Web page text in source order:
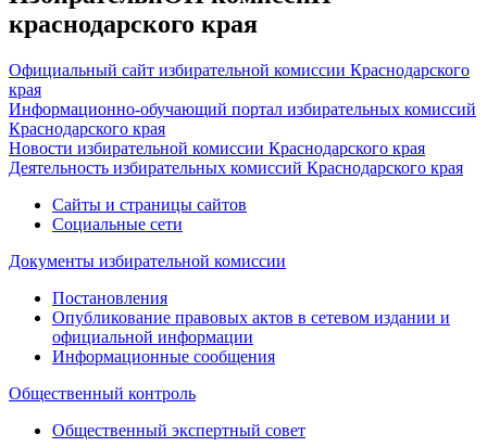
краснодарского края
Официальный сайт избирательной комиссии Краснодарского
края
Информационно-обучающий портал избирательных комиссий
Краснодарского края
Новости избирательной комиссии Краснодарского края
Деятельность избирательных комиссий Краснодарского края
Сайты и страницы сайтов
Социальные сети
Документы избирательной комиссии
Постановления
Опубликование правовых актов в сетевом издании и
официальной информации
Информационные сообщения
Общественный контроль
Общественный экспертный совет